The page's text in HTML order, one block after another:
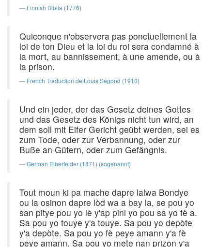
Finnish Biblia (1776)
Quiconque n'observera pas ponctuellement la
loi de ton Dieu et la loi du roi sera condamné à
la mort, au bannissement, à une amende, ou à
la prison.
French Traduction de Louis Segond (1910)
Und ein jeder, der das Gesetz deines Gottes
und das Gesetz des Königs nicht tun wird, an
dem soll mit Eifer Gericht geübt werden, sei es
zum Tode, oder zur Verbannung, oder zur
Buße an Gütern, oder zum Gefängnis.
German Elberfelder (1871) (sogenannt)
Tout moun ki pa mache dapre lalwa Bondye
ou la osinon dapre lòd wa a bay la, se pou yo
san pitye pou yo lè y'ap pini yo pou sa yo fè a.
Sa pou yo touye y'a touye. Sa pou yo depòte
y'a depòte. Sa pou yo fè peye amann y'a fè
peye amann. Sa pou yo mete nan prizon y'a